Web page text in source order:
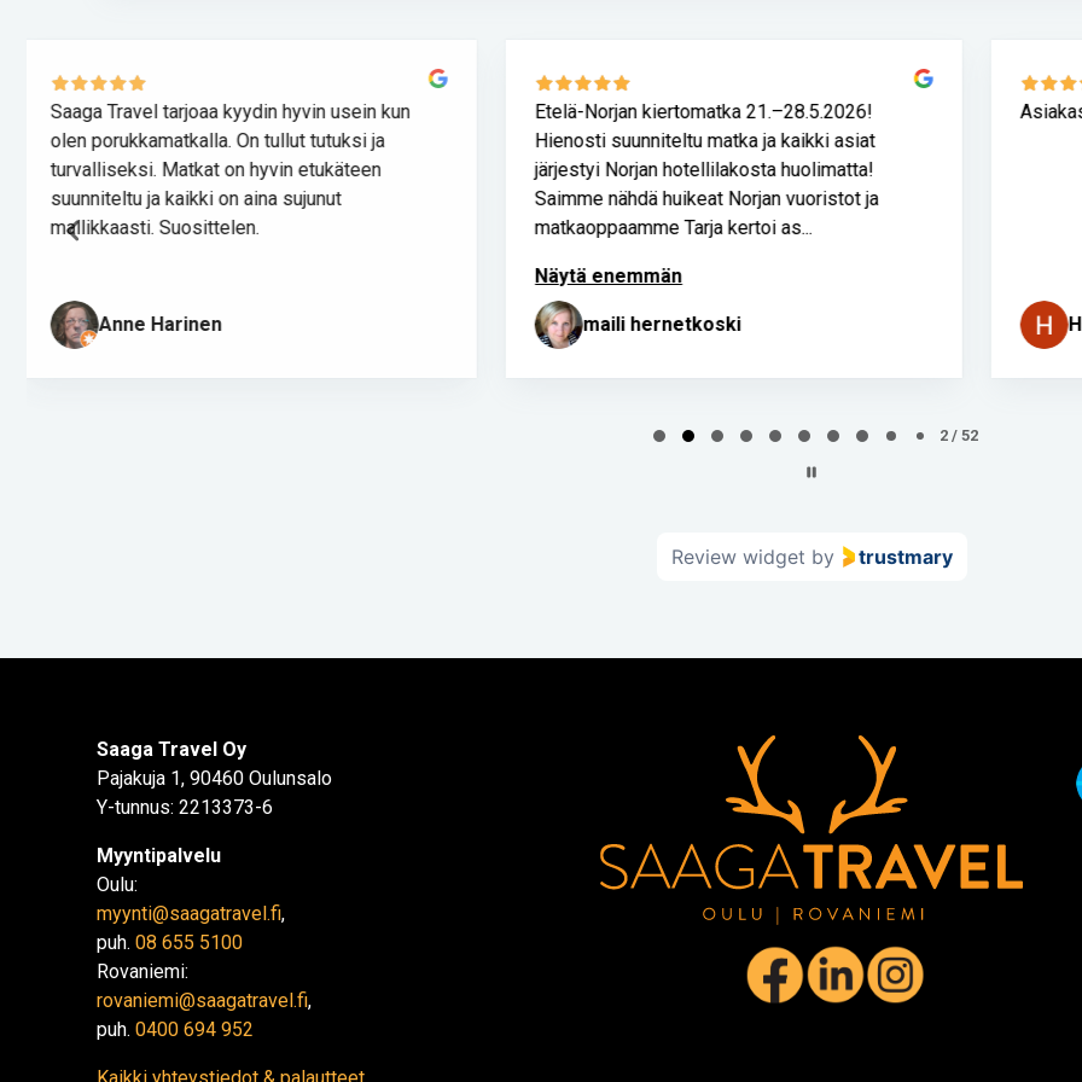
Etelä-Norjan kiertomatka 21.–28.5.2026!
Hienosti suunniteltu matka ja kaikki asiat
järjestyi Norjan hotellilakosta huolimatta!
Saimme nähdä huikeat Norjan vuoristot ja
matkaoppaamme Tarja kertoi as...
maili hernetkoski
Asiakaspalvelu loistavaa!!!
Heidi Salumäe
2 / 52
Review widget by trustmary
Saaga Travel Oy
Pajakuja 1, 90460 Oulunsalo
Y-tunnus: 2213373-6
Myyntipalvelu
Oulu:
myynti@saagatravel.fi,
puh. 08 655 5100
Rovaniemi:
rovaniemi@saagatravel.fi,
puh. 0400 694 952